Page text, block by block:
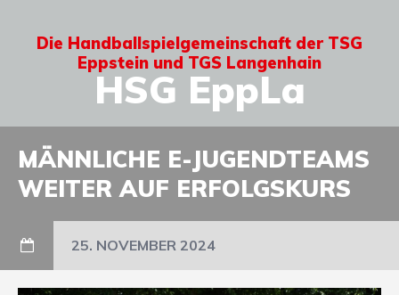
Die Handballspielgemeinschaft der TSG
Eppstein und TGS Langenhain
HSG EppLa
MÄNNLICHE E-JUGENDTEAMS
WEITER AUF ERFOLGSKURS
25. NOVEMBER 2024